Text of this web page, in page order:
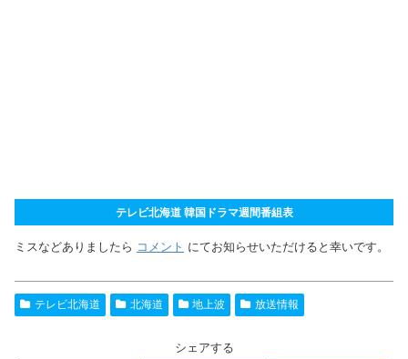
テレビ北海道 韓国ドラマ週間番組表
ミスなどありましたら コメント にてお知らせいただけると幸いです。
テレビ北海道 北海道 地上波 放送情報
シェアする